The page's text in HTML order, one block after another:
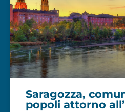
Saragozza,
popoli attorno